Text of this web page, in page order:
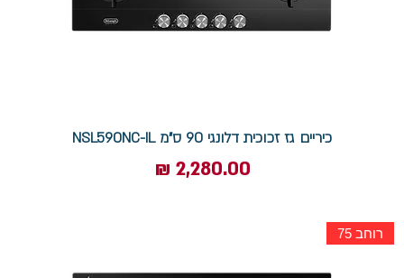
כיריים גז זכוכית דלונגי 90 ס"מ NSL590NC-IL
מחיר
רוחב 75